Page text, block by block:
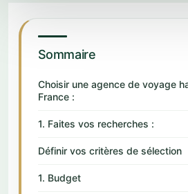
Sommaire
Choisir une agence de voyage
France :
1. Faites vos recherches :
Définir vos critères de sélection
1. Budget